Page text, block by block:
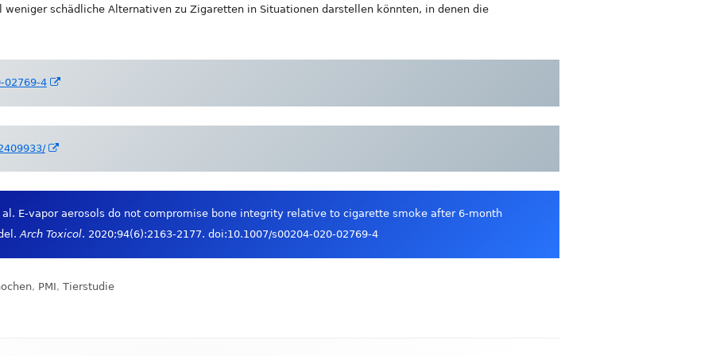
weniger schädliche Alternativen zu Zigaretten in Situationen darstellen könnten, in denen die
02769-4
Fenster
Fenster
öffnen
al. E-vapor aerosols do not compromise bone integrity relative to cigarette smoke after 6-month
Arch Toxicol. 2020;94(6):2163-2177. doi:10.1007/s00204-020-02769-4
, PMI, Tierstudie